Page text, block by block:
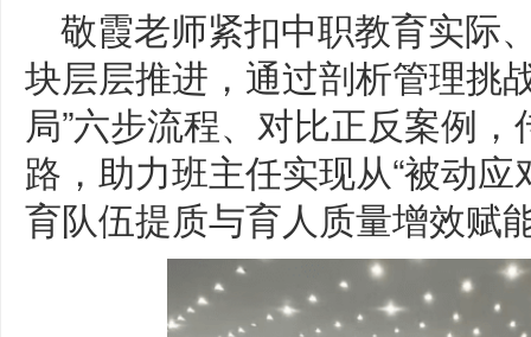
敬霞老师紧扣中职教育实际
块层层推进，通过剖析管理挑
局”六步流程、对比正反案例
路，助力班主任实现从“被动应
育队伍提质与育人质量增效赋